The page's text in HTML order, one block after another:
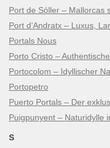
Port de Sóller – Mallorcas
Port d’Andratx – Luxus,
Portals Nous
Porto Cristo –
Portocolom – Idyllischer
Portopetro
Puerto Portals – Der
Puigpunyent – Naturidylle
S